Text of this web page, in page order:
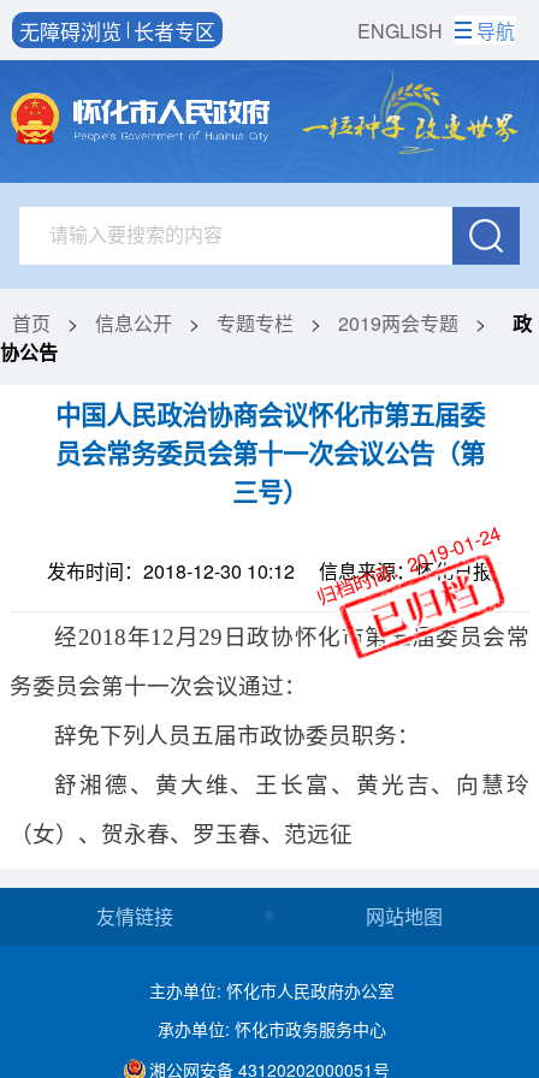
ENGLISH
无障碍浏览 长者专区 导航
首页 > 信息公开 > 专题专栏 > 2019两会专题 >
政
协公告
中国人民政治协商会议怀化市第五届委
员会常务委员会第十一次会议公告（第
三号）
发布时间：2018-12-30 10:12 信息来源：怀化日报
经2018年12月29日政协怀化市第五届委员会常
务委员会第十一次会议通过：
辞免下列人员五届市政协委员职务：
舒湘德、黄大维、王长富、黄光吉、向慧玲
（女）、贺永春、罗玉春、范远征
友情链接 网站地图
主办单位: 怀化市人民政府办公室
承办单位: 怀化市政务服务中心
湘公网安备 43120202000051号
归档时间：2019-01-24